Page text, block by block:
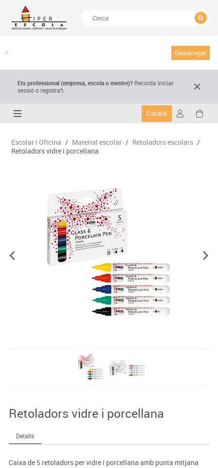
Descarregar
Ets professional (empresa,escola o mestre)? Recorda iniciar
sessió o registra't.
Català
Escolar i Oficina / Material escolar / Retoladors escolars /
Retoladors vidre i porcellana
Retoladors vidre i porcellana
Detalls
Caixa de 5 retoladors per vidre i porcellana amb punta mitjana